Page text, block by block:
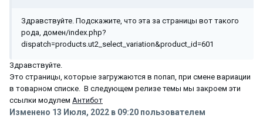
Здравствуйте. Подскажите, что эта за страницы вот такого
рода, домен/index.php?
dispatch=products.ut2_select_variation&product_id=601
Здравствуйте.
Это страницы, которые загружаются в попап, при смене вариации
в товарном списке. В следующем релизе темы мы закроем эти
ссылки модулем Антибот
Изменено 13 Июля, 2022 в 09:20 пользователем